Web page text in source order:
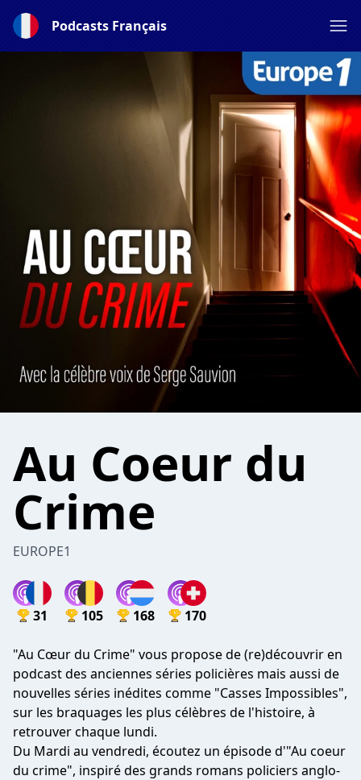
Podcasts Français
Au Coeur du
Crime
EUROPE1
31 105 168 170
"Au Cœur du Crime" vous propose de (re)découvrir en
podcast des anciennes séries policières mais aussi de
nouvelles séries inédites comme "Casses Impossibles",
sur les braquages les plus célèbres de l'histoire, à
retrouver chaque lundi.
Du Mardi au vendredi, écoutez un épisode d'"Au coeur
du crime", inspiré des grands romans policiers anglo-